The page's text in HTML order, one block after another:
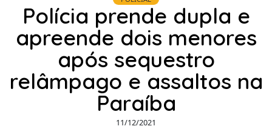
Polícia prende dupla e
apreende dois menores
após sequestro
relâmpago e assaltos na
Paraíba
11/12/2021